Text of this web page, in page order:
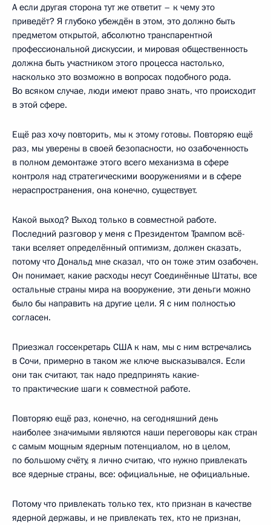
А если другая сторона тут же ответит – к чему это
приведёт? Я глубоко убеждён в этом, это должно быть
предметом открытой, абсолютно транспарентной
профессиональной дискуссии, и мировая общественность
должна быть участником этого процесса настолько,
насколько это возможно в вопросах подобного рода.
Во всяком случае, люди имеют право знать, что происходит
в этой сфере.
Ещё раз хочу повторить, мы к этому готовы. Повторяю ещё
раз, мы уверены в своей безопасности, но озабоченность
в полном демонтаже этого всего механизма в сфере
контроля над стратегическими вооружениями и в сфере
нераспространения, она конечно, существует.
Какой выход? Выход только в совместной работе.
Последний разговор у меня с Президентом Трампом всё-
таки вселяет определённый оптимизм, должен сказать,
потому что Дональд мне сказал, что он тоже этим озабочен.
Он понимает, какие расходы несут Соединённые Штаты, все
остальные страны мира на вооружение, эти деньги можно
было бы направить на другие цели. Я с ним полностью
согласен.
Приезжал госсекретарь США к нам, мы с ним встречались
в Сочи, примерно в таком же ключе высказывался. Если
они так считают, так надо предпринять какие-
то практические шаги к совместной работе.
Повторяю ещё раз, конечно, на сегодняшний день
наиболее значимыми являются наши переговоры как стран
с самым мощным ядерным потенциалом, но в целом,
по большому счёту, я лично считаю, что нужно привлекать
все ядерные страны, все: официальные, не официальные.
Потому что привлекать только тех, кто признан в качестве
ядерной державы, и не привлекать тех, кто не признан,